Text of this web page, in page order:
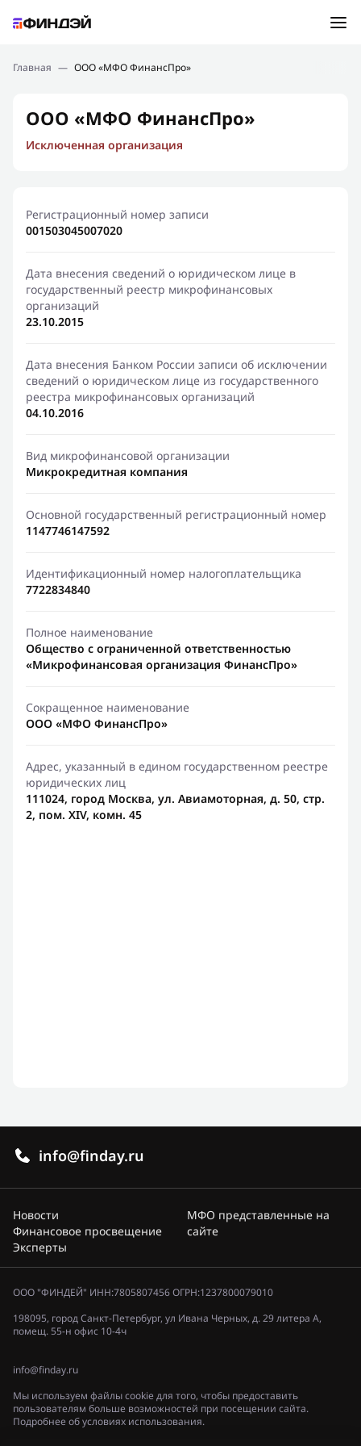
Подбор займа
Новости
Финансовое просвещение
Главная — ООО «МФО ФинансПро»
ООО «МФО ФинансПро»
Исключенная организация
Регистрационный номер записи
001503045007020
Дата внесения сведений о юридическом лице в
государственный реестр микрофинансовых
организаций
23.10.2015
Дата внесения Банком России записи об исключении
сведений о юридическом лице из государственного
реестра микрофинансовых организаций
04.10.2016
Вид микрофинансовой организации
Микрокредитная компания
Основной государственный регистрационный номер
1147746147592
Идентификационный номер налогоплательщика
7722834840
Полное наименование
Общество с ограниченной ответственностью
«Микрофинансовая организация ФинансПро»
Сокращенное наименование
ООО «МФО ФинансПро»
Адрес, указанный в едином государственном реестре
юридических лиц
111024, город Москва, ул. Авиамоторная, д. 50, стр.
2, пом. XIV, комн. 45
info@finday.ru
Новости
Финансовое просвещение
Эксперты
МФО представленные на
сайте
ООО "ФИНДЕЙ" ИНН:7805807456 ОГРН:1237800079010
198095, город Санкт-Петербург, ул Ивана Черных, д. 29 литера А,
помещ. 55-н офис 10-4ч
info@finday.ru
Мы используем файлы cookie для того, чтобы предоставить
пользователям больше возможностей при посещении сайта.
Подробнее об условиях использования.
Ошибка:Контактная форма не найдена.
Спасибо, что написали нам
Мы свяжемся с Вами в ближайшее время и сообщим
результат
Отправить новый запрос